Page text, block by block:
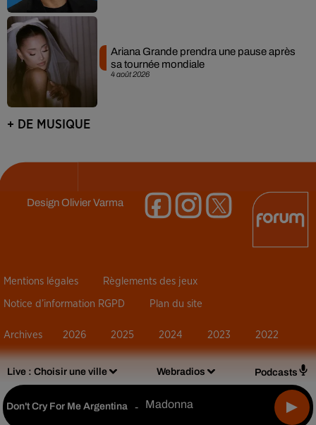
Live : Choisir une ville Webradios Podcasts
Don't Cry For Me Argentina - Madonna
4 août 2026
Ariana Grande prendra une pause après
sa tournée mondiale
+ DE MUSIQUE
DesignOlivier Varma
Mentions légales Règlements des jeux
Notice d’information RGPD Plan du site
Archives 2026 2025 2024 2023 2022